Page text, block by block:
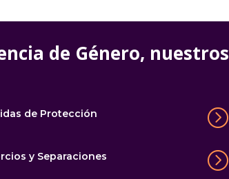
de Género,
de Protección
y Separaciones
=
=